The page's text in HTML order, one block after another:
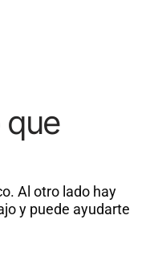
que
Al otro lado hay
y puede ayudarte